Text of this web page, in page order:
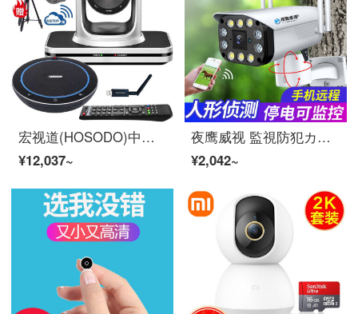
宏视道(HOSODO)中小型视频会议解决方案适用10-40平米/HD视频会议防犯カメラ/ビデオカメラ/ワイヤレス全向麦克风HSD-TZ1
¥12,037~
夜鹰威视 監視防犯カメラスーツ360°パノラマスピンワイヤレスwifiHD夜視室外防水4G无インターネットスマホリモートで商用モニター家用 【WIFI雲台スピン+断电续航】停电可監視+フルカラー对讲
¥2,042~